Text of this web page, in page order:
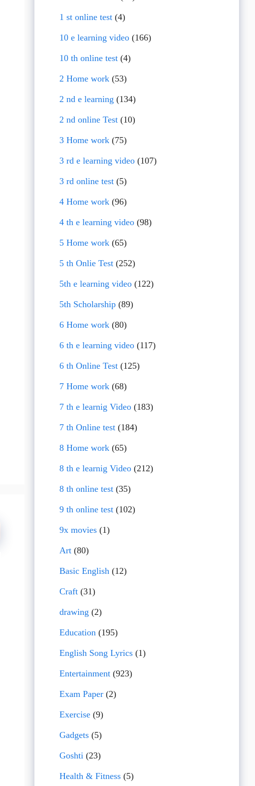
1 st online test (4)
10 e learning video (166)
10 th online test (4)
2 Home work (53)
2 nd e learning (134)
2 nd online Test (10)
3 Home work (75)
3 rd e learning video (107)
3 rd online test (5)
4 Home work (96)
4 th e learning video (98)
5 Home work (65)
5 th Onlie Test (252)
5th e learning video (122)
5th Scholarship (89)
6 Home work (80)
6 th e learning video (117)
6 th Online Test (125)
7 Home work (68)
7 th e learnig Video (183)
7 th Online test (184)
8 Home work (65)
8 th e learnig Video (212)
8 th online test (35)
9 th online test (102)
9x movies (1)
Art (80)
Basic English (12)
Craft (31)
drawing (2)
Education (195)
English Song Lyrics (1)
Entertainment (923)
Exam Paper (2)
Exercise (9)
Gadgets (5)
Goshti (23)
Health & Fitness (5)